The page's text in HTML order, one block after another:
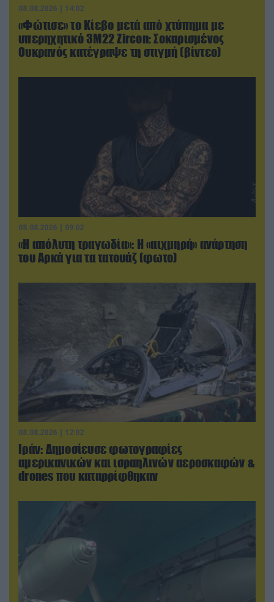
08.08.2026 | 14:02
«Φώτισε» το Κίεβο μετά από χτύπημα με
υπερηχητικό 3M22 Zircon: Σοκαρισμένος
Ουκρανός κατέγραψε τη στιγμή (βίντεο)
08.08.2026 | 09:02
«Η απόλυτη τραγωδία»: Η «αιχμηρή» ανάρτηση
του Αρκά για τα τατουάζ (φωτο)
08.08.2026 | 12:02
Ιράν: Δημοσίευσε φωτογραφίες
αμερικανικών και ισραηλινών αεροσκαφών &
drones που καταρρίφθηκαν